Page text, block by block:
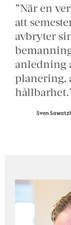
”När en
att
avbryter
anledning
planering,
Sven